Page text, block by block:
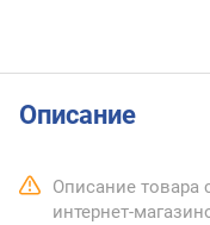
Описание
Описание товара
интернет-